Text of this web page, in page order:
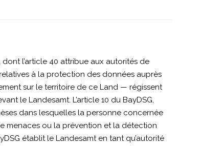
l’article 40 attribue aux autorités de
à la protection des données auprès
sur le territoire de ce Land — régissent
le Landesamt. L’article 10 du BayDSG,
dans lesquelles la personne concernée
menaces ou la prévention et la détection
établit le Landesamt en tant qu’autorité